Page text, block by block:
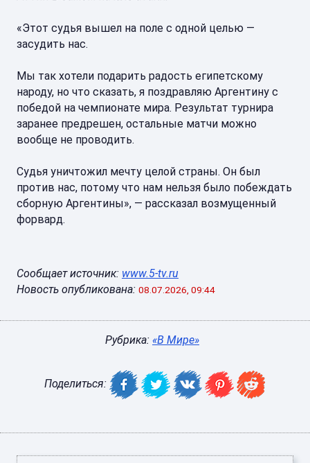
«Этот судья вышел на поле с одной целью —
засудить нас.
Мы так хотели подарить радость египетскому
народу, но что сказать, я поздравляю Аргентину с
победой на чемпионате мира. Результат турнира
заранее предрешен, остальные матчи можно
вообще не проводить.
Судья уничтожил мечту целой страны. Он был
против нас, потому что нам нельзя было побеждать
сборную Аргентины», — рассказал возмущенный
форвард.
Сообщает источник: www.5-tv.ru
Новость опубликована: 08.07.2026, 09:44
Рубрика: «В Мире»
Поделиться: